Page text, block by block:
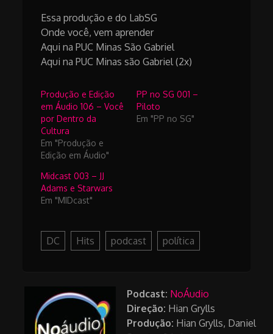
Essa produção e do LabSG
Onde você, vem aprender
Aqui na PUC Minas São Gabriel
Aqui na PUC Minas são Gabriel (2x)
Produção e Edição
em Áudio 106 – Você
por Dentro da
Cultura
Em "Produção e
Edição em Áudio"
PP no SG 001 –
Piloto
Em "PP no SG"
Midcast 003 – JJ
Adams e Starwars
Em "MIDcast"
DC Hits podcast política
Podcast: NoÁudio
Direção: Hian Grylls
Produção: Hian Grylls, Daniel